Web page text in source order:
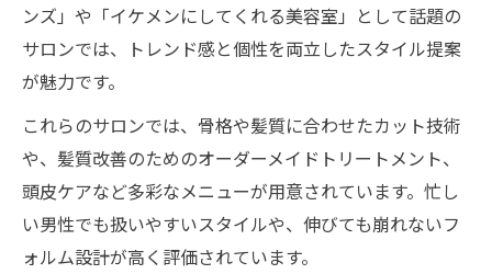
ンズ」や「イケメンにしてくれる美容室」として話題の
サロンでは、トレンド感と個性を両立したスタイル提案
が魅力です。
これらのサロンでは、骨格や髪質に合わせたカット技術
や、髪質改善のためのオーダーメイドトリートメント、
頭皮ケアなど多彩なメニューが用意されています。忙し
い男性でも扱いやすいスタイルや、伸びても崩れないフ
ォルム設計が高く評価されています。